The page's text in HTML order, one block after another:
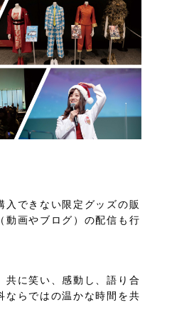
入できない限定グッズの販
動画やブログ）の配信も行
共に笑い、感動し、語り合
ならではの温かな時間を共